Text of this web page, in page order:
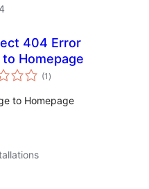
404 Error
to Homepage
(1 total
ratings
)
to Homepage